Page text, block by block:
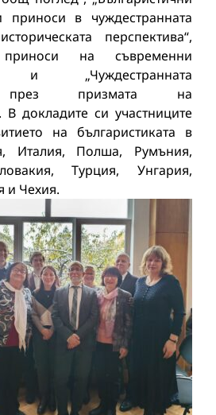
приноси в чуждестранната
перспектива“,
приноси на съвременни
и „Чуждестранната
през призмата на
В докладите си участниците
на българистиката в
Италия, Полша, Румъния,
Турция, Унгария,
и Чехия.